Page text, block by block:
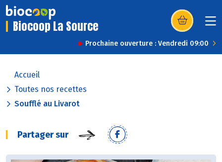
Biocoop La Source (s’ouvre dans
Prochaine ouverture : Vendredi 09:00
Accueil
Toutes nos recettes
Soufflé au Livarot
Partager sur